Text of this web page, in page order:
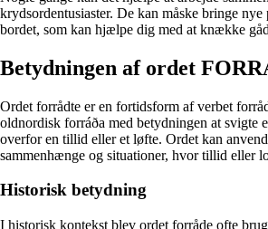
krydsordentusiaster. De kan måske bringe
bordet, som kan hjælpe dig med at knække
Betydningen af ordet
Ordet forrådte er en fortidsform af verbet
oldnordisk forráða med betydningen at svigte
overfor en tillid eller et løfte. Ordet kan
sammenhænge og situationer, hvor tillid eller
Historisk betydning
I historisk kontekst blev ordet forråde ofte